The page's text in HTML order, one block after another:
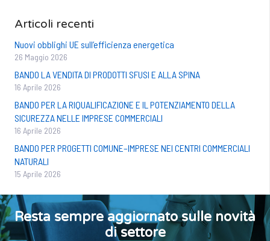
Articoli recenti
Nuovi obblighi UE sull’efficienza energetica
26 Maggio 2026
BANDO LA VENDITA DI PRODOTTI SFUSI E ALLA SPINA
16 Aprile 2026
BANDO PER LA RIQUALIFICAZIONE E IL POTENZIAMENTO DELLA
SICUREZZA NELLE IMPRESE COMMERCIALI
16 Aprile 2026
BANDO PER PROGETTI COMUNE–IMPRESE NEI CENTRI COMMERCIALI
NATURALI
15 Aprile 2026
Resta sempre aggiornato sulle novità
di settore